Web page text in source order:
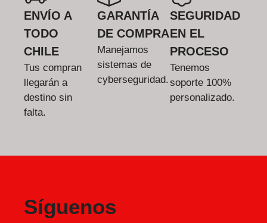
ENVÍO A
TODO
CHILE
Tus compran
llegarán a
destino sin
falta.
GARANTÍA
DE COMPRA
Manejamos
sistemas de
cyberseguridad.
SEGURIDAD
EN EL
PROCESO
Tenemos
soporte 100%
personalizado.
Síguenos